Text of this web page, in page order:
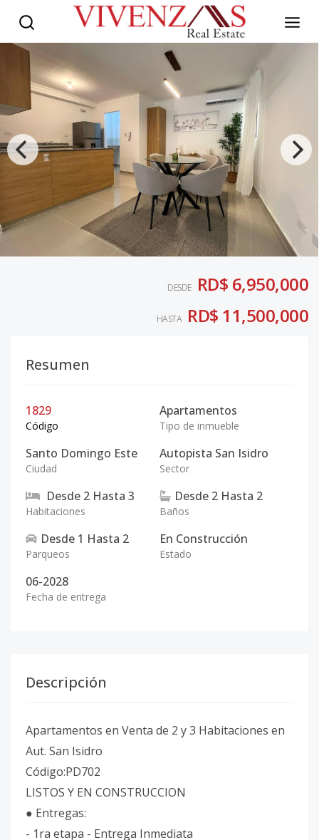
DESDE RD$ 6,950,000
HASTA RD$ 11,500,000
Resumen
1829
Código
Apartamentos
Tipo de inmueble
Santo Domingo Este
Ciudad
Autopista San Isidro
Sector
Desde 2 Hasta 3
Habitaciones
Desde 2 Hasta 2
Baños
Desde 1 Hasta 2
Parqueos
En Construcción
Estado
06-2028
Fecha de entrega
Descripción
Apartamentos en Venta de 2 y 3 Habitaciones en
Aut. San Isidro
Código:PD702
LISTOS Y EN CONSTRUCCION
● Entregas:
- 1ra etapa - Entrega Inmediata